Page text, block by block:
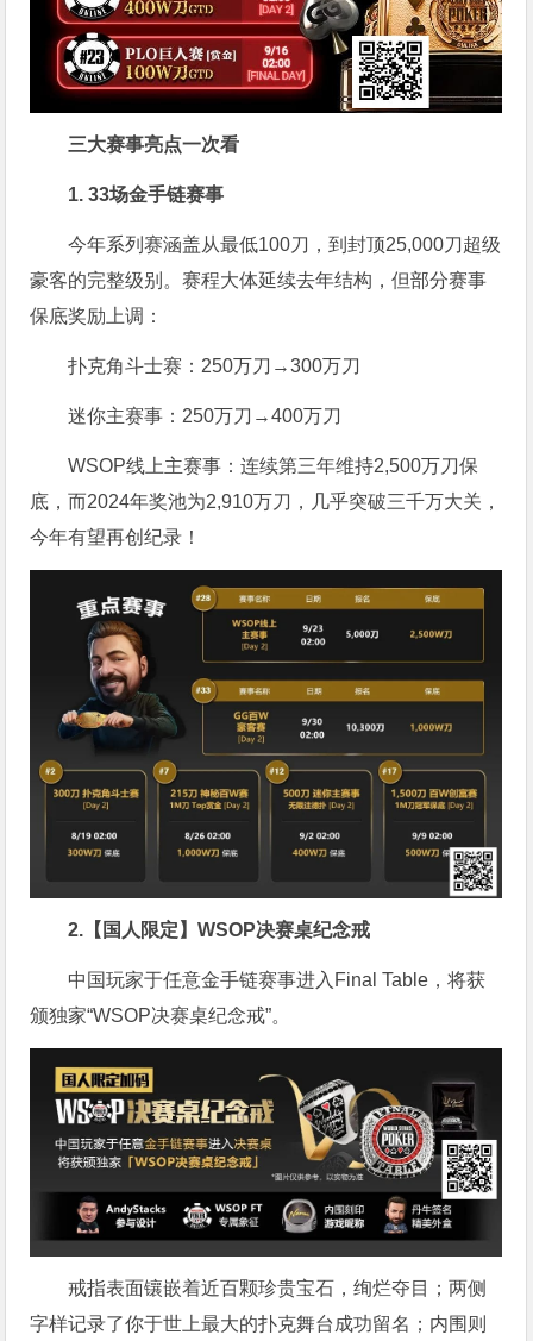
三大赛事亮点一次看
1. 33场金手链赛事
今年系列赛涵盖从最低100刀，到封顶25,000刀超级
豪客的完整级别。赛程大体延续去年结构，但部分赛事
保底奖励上调：
扑克角斗士赛：250万刀→300万刀
迷你主赛事：250万刀→400万刀
WSOP线上主赛事：连续第三年维持2,500万刀保
底，而2024年奖池为2,910万刀，几乎突破三千万大关，
今年有望再创纪录！
2.【国人限定】WSOP决赛桌纪念戒
中国玩家于任意金手链赛事进入Final Table，将获
颁独家“WSOP决赛桌纪念戒”。
戒指表面镶嵌着近百颗珍贵宝石，绚烂夺目；两侧
字样记录了你于世上最大的扑克舞台成功留名；内围则